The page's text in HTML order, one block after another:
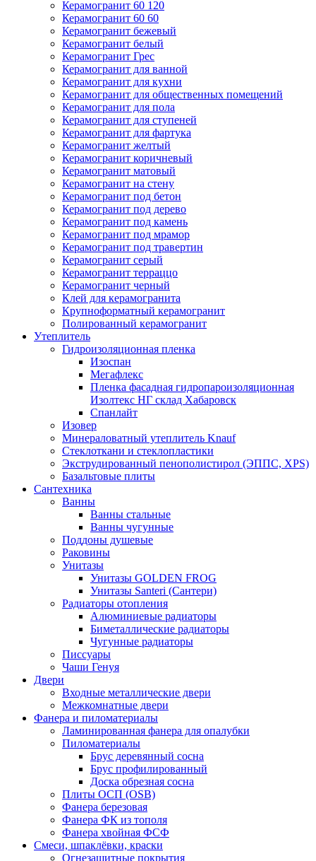
Керамогранит 60 120
Керамогранит 60 60
Керамогранит бежевый
Керамогранит белый
Керамогранит Грес
Керамогранит для ванной
Керамогранит для кухни
Керамогранит для общественных помещений
Керамогранит для пола
Керамогранит для ступеней
Керамогранит для фартука
Керамогранит желтый
Керамогранит коричневый
Керамогранит матовый
Керамогранит на стену
Керамогранит под бетон
Керамогранит под дерево
Керамогранит под камень
Керамогранит под мрамор
Керамогранит под травертин
Керамогранит серый
Керамогранит терраццо
Керамогранит черный
Клей для керамогранита
Крупноформатный керамогранит
Полированный керамогранит
Утеплитель
Гидроизоляционная пленка
Изоспан
Мегафлекс
Пленка фасадная гидропароизоляционная
Изолтекс НГ склад Хабаровск
Спанлайт
Изовер
Минераловатный утеплитель Knauf
Стеклоткани и стеклопластики
Экструдированный пенополистирол (ЭППС, XPS)
Базальтовые плиты
Сантехника
Ванны
Ванны стальные
Ванны чугунные
Поддоны душевые
Раковины
Унитазы
Унитазы GOLDEN FROG
Унитазы Santeri (Сантери)
Радиаторы отопления
Алюминиевые радиаторы
Биметаллические радиаторы
Чугунные радиаторы
Писсуары
Чаши Генуя
Двери
Входные металлические двери
Межкомнатные двери
Фанера и пиломатериалы
Ламинированная фанера для опалубки
Пиломатериалы
Брус деревянный сосна
Брус профилированный
Доска обрезная сосна
Плиты ОСП (OSB)
Фанера березовая
Фанера ФК из тополя
Фанера хвойная ФСФ
Смеси, шпаклёвки, краски
Огнезащитные покрытия